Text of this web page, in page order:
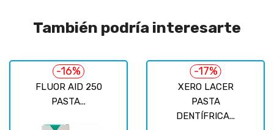
También podría interesarte
FLUOR AID 250
PASTA...
-16%
XERO LACER
PASTA
DENTÍFRICA...
-17%